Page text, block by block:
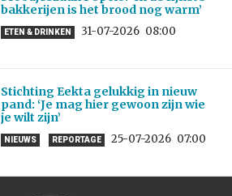
bakkerijen is het brood nog warm’
ETEN & DRINKEN 31-07-2026 08:00
Stichting Eekta gelukkig in nieuw
pand: ‘Je mag hier gewoon zijn wie
je wilt zijn’
NIEUWS REPORTAGE 25-07-2026 07:00